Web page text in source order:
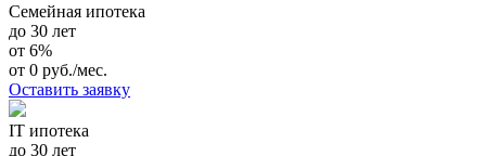
Семейная ипотека
до 30 лет
от 6%
от 0 руб./мес.
Оставить заявку
IT ипотека
до 30 лет